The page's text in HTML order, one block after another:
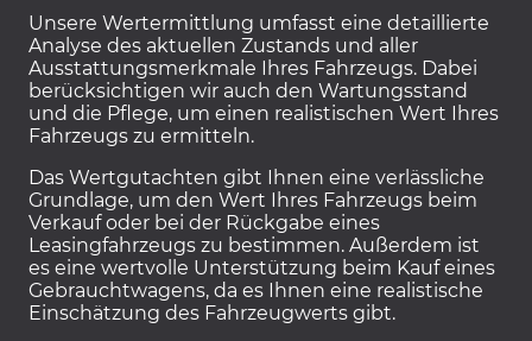
Unsere Wertermittlung umfasst eine detaillierte
Analyse des aktuellen Zustands und aller
Ausstattungsmerkmale Ihres Fahrzeugs. Dabei
berücksichtigen wir auch den Wartungsstand
und die Pflege, um einen realistischen Wert Ihres
Fahrzeugs zu ermitteln.
Das Wertgutachten gibt Ihnen eine verlässliche
Grundlage, um den Wert Ihres Fahrzeugs beim
Verkauf oder bei der Rückgabe eines
Leasingfahrzeugs zu bestimmen. Außerdem ist
es eine wertvolle Unterstützung beim Kauf eines
Gebrauchtwagens, da es Ihnen eine realistische
Einschätzung des Fahrzeugwerts gibt.